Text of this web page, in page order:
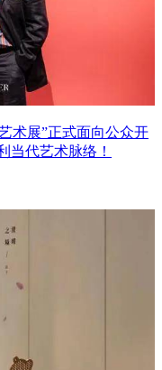
术展”正式面向公众开
当代艺术脉络！